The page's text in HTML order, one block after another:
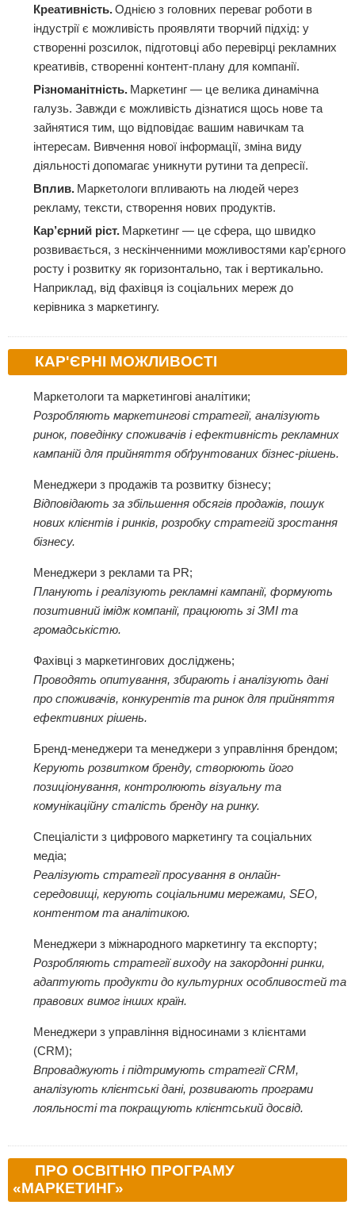
Креативність.Однією з головних переваг роботи в
індустрії є можливість проявляти творчий підхід: у
створенні розсилок, підготовці або перевірці рекламних
креативів, створенні контент-плану для компанії.
Різноманітність. Маркетинг — це велика динамічна
галузь. Завжди є можливість дізнатися щось нове та
зайнятися тим, що відповідає вашим навичкам та
інтересам. Вивчення нової інформації, зміна виду
діяльності допомагає уникнути рутини та депресії.
Вплив. Маркетологи впливають на людей через
рекламу, тексти, створення нових продуктів.
Кар’єрний ріст. Маркетинг — це сфера, що швидко
розвивається, з нескінченними можливостями кар’єрного
росту і розвитку як горизонтально, так і вертикально.
Наприклад, від фахівця із соціальних мереж до
керівника з маркетингу.
КАР'ЄРНІ МОЖЛИВОСТІ
Маркетологи та маркетингові аналітики;
Розробляють маркетингові стратегії, аналізують
ринок, поведінку споживачів і ефективність рекламних
кампаній для прийняття обґрунтованих бізнес-рішень.
Менеджери з продажів та розвитку бізнесу;
Відповідають за збільшення обсягів продажів, пошук
нових клієнтів і ринків, розробку стратегій зростання
бізнесу.
Менеджери з реклами та PR;
Планують і реалізують рекламні кампанії, формують
позитивний імідж компанії, працюють зі ЗМІ та
громадськістю.
Фахівці з маркетингових досліджень;
Проводять опитування, збирають і аналізують дані
про споживачів, конкурентів та ринок для прийняття
ефективних рішень.
Бренд-менеджери та менеджери з управління брендом;
Керують розвитком бренду, створюють його
позиціонування, контролюють візуальну та
комунікаційну сталість бренду на ринку.
Спеціалісти з цифрового маркетингу та соціальних
медіа;
Реалізують стратегії просування в онлайн-
середовищі, керують соціальними мережами, SEO,
контентом та аналітикою.
Менеджери з міжнародного маркетингу та експорту;
Розробляють стратегії виходу на закордонні ринки,
адаптують продукти до культурних особливостей та
правових вимог інших країн.
Менеджери з управління відносинами з клієнтами
(CRM);
Впроваджують і підтримують стратегії CRM,
аналізують клієнтські дані, розвивають програми
лояльності та покращують клієнтський досвід.
ПРО ОСВІТНЮ ПРОГРАМУ
«МАРКЕТИНГ»